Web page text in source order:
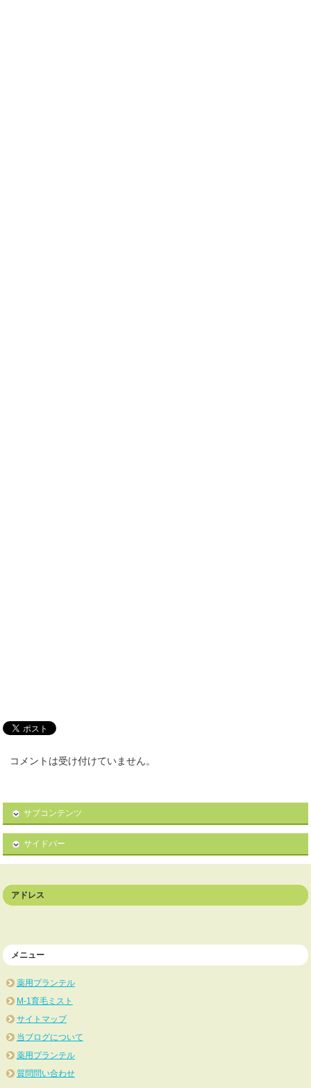
コメントは受け付けていません。
サブコンテンツ
サイドバー
アドレス
メニュー
薬用プランテル
M-1育毛ミスト
サイトマップ
当ブログについて
薬用プランテル
質問問い合わせ